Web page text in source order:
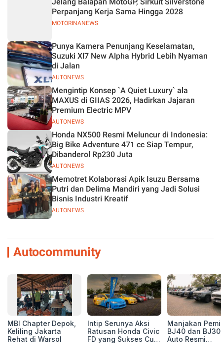
MOTORINANEWS
Perpanjang Kerja Sama Hingga 2028
AUTONEWS
Punya Kamera Penunjang Keselamatan,
Suzuki Xl7 New Alpha Hybrid Lebih Nyaman
di Jalan
AUTONEWS
Mengintip Konsep `A Quiet Luxury` ala
MAXUS di GIIAS 2026, Hadirkan Jajaran
Premium Electric MPV
AUTONEWS
Honda NX500 Resmi Meluncur di Indonesia:
Big Bike Adventure 471 cc Siap Tempur,
Dibanderol Rp230 Juta
AUTONEWS
Memotret Kolaborasi Apik Isuzu Bersama
Putri dan Delima Mandiri yang Jadi Solusi
Bisnis Industri Kreatif
Autocommunity
MBI Chapter Depok,
Keliling Jakarta
Rehat di Warsol
Intip Serunya Aksi
Ratusan Honda Civic
FD yang Sukses Curi
Manjakan
BJ40 dan
Auto Resmi